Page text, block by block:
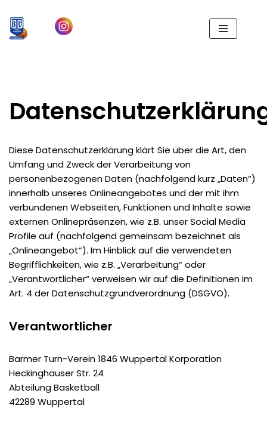
Zum
Diese Datenschutzerklärung klärt Sie über die Art, den
Umfang und Zweck der Verarbeitung von
personenbezogenen Daten (nachfolgend kurz „Daten“)
innerhalb unseres Onlineangebotes und der mit ihm
verbundenen Webseiten, Funktionen und Inhalte sowie
externen Onlinepräsenzen, wie z.B. unser Social Media
Profile auf (nachfolgend gemeinsam bezeichnet als
„Onlineangebot“). Im Hinblick auf die verwendeten
Begrifflichkeiten, wie z.B. „Verarbeitung“ oder
„Verantwortlicher“ verweisen wir auf die Definitionen im
Art. 4 der Datenschutzgrundverordnung (DSGVO).
Verantwortlicher
Barmer Turn-Verein 1846 Wuppertal Korporation
Heckinghauser Str. 24
Abteilung Basketball
42289 Wuppertal